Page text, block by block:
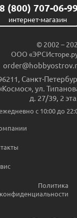
8 (800) 707-06-
интернет-магазин
© 2002 –
ООО
Санкт-
ул.
д. 27/39, 2
c 10:00 до
Политика
конфиденциальности